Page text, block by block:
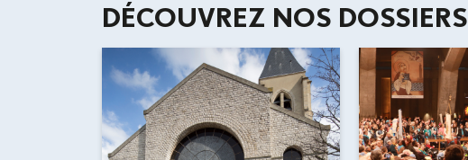
DÉCOUVREZ NOS DOSSIERS